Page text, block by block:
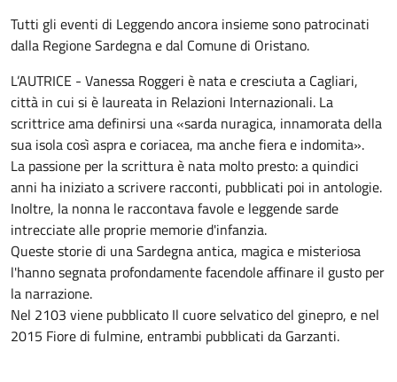
Tutti gli eventi di Leggendo ancora insieme sono patrocinati
dalla Regione Sardegna e dal Comune di Oristano.
L’AUTRICE - Vanessa Roggeri è nata e cresciuta a Cagliari,
città in cui si è laureata in Relazioni Internazionali. La
scrittrice ama definirsi una «sarda nuragica, innamorata della
sua isola così aspra e coriacea, ma anche fiera e indomita».
La passione per la scrittura è nata molto presto: a quindici
anni ha iniziato a scrivere racconti, pubblicati poi in antologie.
Inoltre, la nonna le raccontava favole e leggende sarde
intrecciate alle proprie memorie d'infanzia.
Queste storie di una Sardegna antica, magica e misteriosa
l'hanno segnata profondamente facendole affinare il gusto per
la narrazione.
Nel 2103 viene pubblicato Il cuore selvatico del ginepro, e nel
2015 Fiore di fulmine, entrambi pubblicati da Garzanti.